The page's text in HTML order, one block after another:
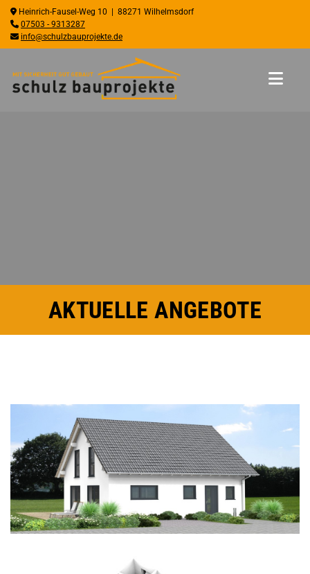
 Heinrich-Fausel-Weg 10 | 88271 Wilhelmsdorf
 07503 - 9313287
 info@schulzbauprojekte.de
AKTUELLE ANGEBOTE